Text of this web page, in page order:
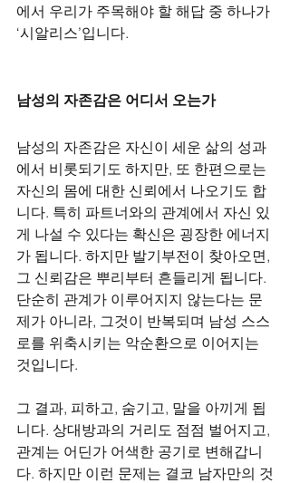
에서 우리가 주목해야 할 해답 중 하나가
‘시알리스’입니다.
남성의 자존감은 어디서 오는가
남성의 자존감은 자신이 세운 삶의 성과
에서 비롯되기도 하지만, 또 한편으로는
자신의 몸에 대한 신뢰에서 나오기도 합
니다. 특히 파트너와의 관계에서 자신 있
게 나설 수 있다는 확신은 굉장한 에너지
가 됩니다. 하지만 발기부전이 찾아오면,
그 신뢰감은 뿌리부터 흔들리게 됩니다.
단순히 관계가 이루어지지 않는다는 문
제가 아니라, 그것이 반복되며 남성 스스
로를 위축시키는 악순환으로 이어지는
것입니다.
그 결과, 피하고, 숨기고, 말을 아끼게 됩
니다. 상대방과의 거리도 점점 벌어지고,
관계는 어딘가 어색한 공기로 변해갑니
다. 하지만 이런 문제는 결코 남자만의 것